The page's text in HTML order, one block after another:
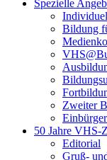
Spezielle
Bildung
Zweiter
50 Jahre VHS-
Editorial
Gruß-